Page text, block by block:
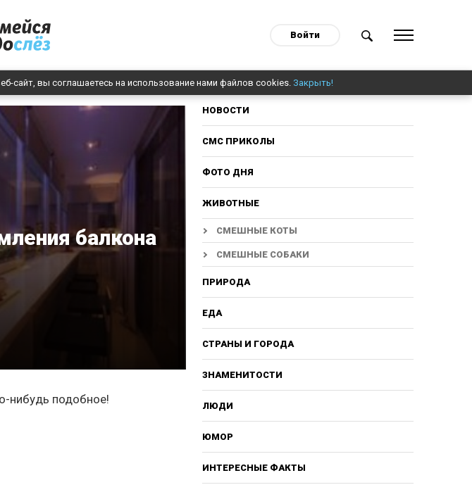
Войти
сайт, вы соглашаетесь на использование нами файлов cookies. Закрыть!
балкона
нибудь подобное!
НОВОСТИ
СМС ПРИКОЛЫ
ФОТО ДНЯ
ЖИВОТНЫЕ
СМЕШНЫЕ КОТЫ
СМЕШНЫЕ СОБАКИ
ПРИРОДА
ЕДА
СТРАНЫ И ГОРОДА
ЗНАМЕНИТОСТИ
ЛЮДИ
ЮМОР
ИНТЕРЕСНЫЕ ФАКТЫ